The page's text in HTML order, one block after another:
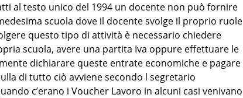
al testo unico del 1994 un docente non può fornire
scuola dove il docente svolge il proprio ruole
questo tipo di attività è necessario chiedere
scuola, avere una partita Iva oppure effettuare le
dichiarare queste entrate economiche e pagare
di tutto ciò avviene secondo l segretario
c’erano i Voucher Lavoro in alcuni casi venivano